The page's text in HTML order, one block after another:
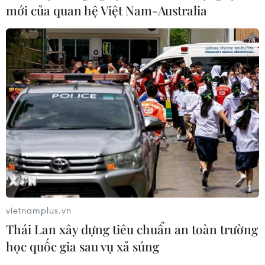
mới của quan hệ Việt Nam-Australia
vietnamplus.vn
Thái Lan xây dựng tiêu chuẩn an toàn trường
học quốc gia sau vụ xả súng